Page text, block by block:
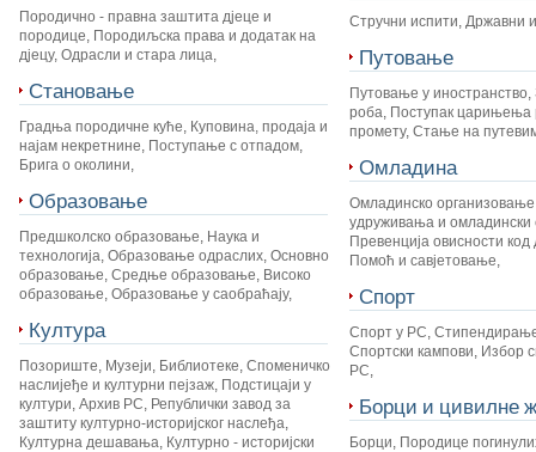
Породично - правна заштита дјеце и
породице, Породиљска права и додатак на
дјецу, Одрасли и стара лица,
Становање
Градња породичне куће, Куповина, продаја и
најам некретнине, Поступање с отпадом,
Брига о околини,
Образовање
Предшколско образовање, Наука и
технологија, Образовање одраслих, Основно
образовање, Средње образовање, Високо
образовање, Образовање у саобраћају,
Култура
Позориште, Музеји, Библиотеке, Споменичко
наслијеђе и културни пејзаж, Подстицаји у
култури, Архив РС, Републички завод за
заштиту културно-историјског наслеђа,
Културна дешавања, Културно - историјски
Стручни испити, Државни
Путовање
Путовање у иностранство,
роба, Поступак царињења
промету, Стање на
Омладина
Омладинско организовање
удруживања и омладински
Превенција овисности код
Помоћ и савјетовање,
Спорт
Спорт у РС,
Спортски кампови, Избор
РС,
Борци и цивилне
Борци, Породице